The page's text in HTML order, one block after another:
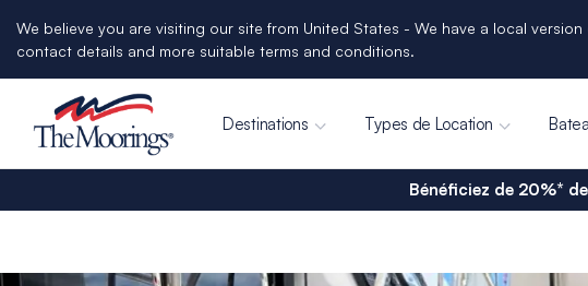
We believe you are visiting our site from United States - We have a local
contact details and more suitable terms and conditions.
Destinations Types de Location
Bénéficiez de 20%*